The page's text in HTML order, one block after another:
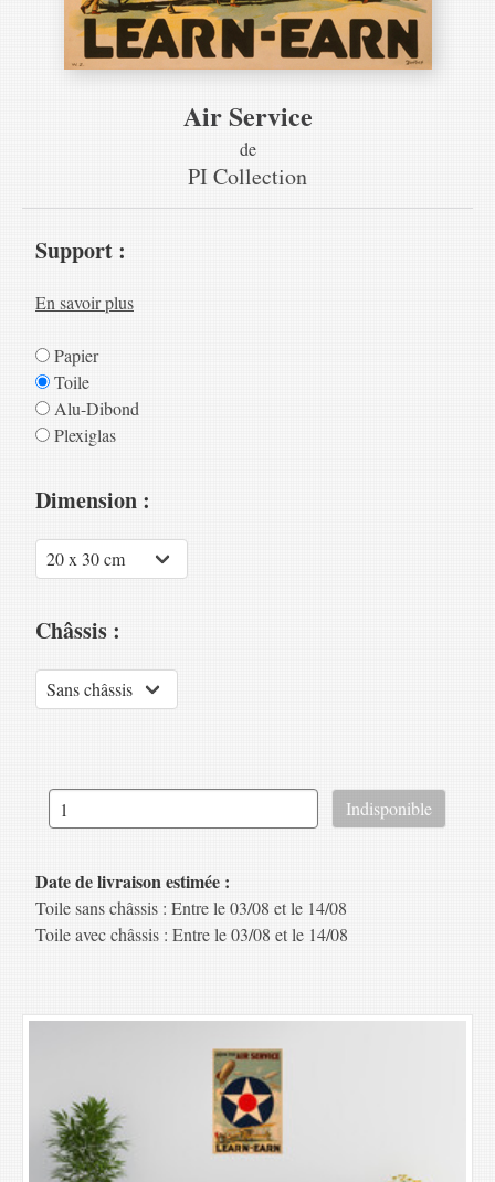
Air Service
de
PI Collection
Support :
En savoir plus
Papier
Toile
Alu-Dibond
Plexiglas
Dimension :
Châssis :
Date de livraison estimée :
Toile sans châssis : Entre le 03/08 et le 14/08
Toile avec châssis : Entre le 03/08 et le 14/08